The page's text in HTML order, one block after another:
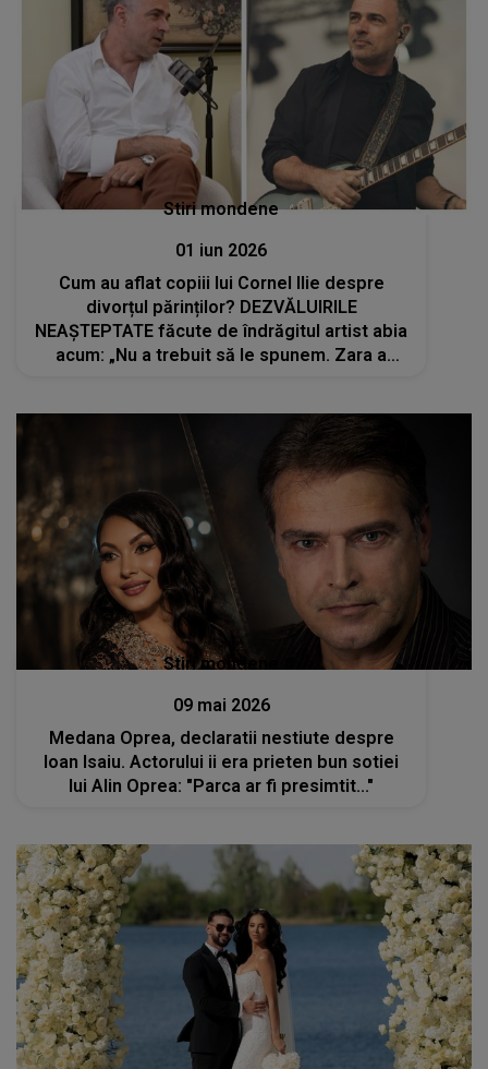
Stiri mondene
01 iun 2026
Cum au aflat copiii lui Cornel Ilie despre
divorțul părinților? DEZVĂLUIRILE
NEAȘTEPTATE făcute de îndrăgitul artist abia
acum: „Nu a trebuit să le spunem. Zara a
Stiri mondene
09 mai 2026
Medana Oprea, declaratii nestiute despre
Ioan Isaiu. Actorului ii era prieten bun sotiei
lui Alin Oprea: "Parca ar fi presimtit..."